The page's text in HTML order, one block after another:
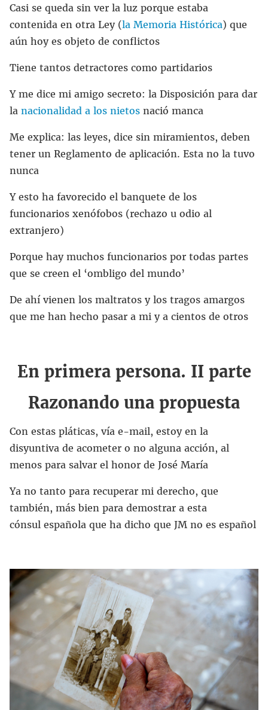
Casi se queda sin ver la luz porque estaba
contenida en otra Ley (la Memoria Histórica) que
aún hoy es objeto de conflictos
Tiene tantos detractores como partidarios
Y me dice mi amigo secreto: la Disposición para dar
la nacionalidad a los nietos nació manca
Me explica: las leyes, dice sin miramientos, deben
tener un Reglamento de aplicación. Esta no la tuvo
nunca
Y esto ha favorecido el banquete de los
funcionarios xenófobos (rechazo u odio al
extranjero)
Porque hay muchos funcionarios por todas partes
que se creen el ‘ombligo del mundo’
De ahí vienen los maltratos y los tragos amargos
que me han hecho pasar a mi y a cientos de otros
En primera persona. II parte
Razonando una propuesta
Con estas pláticas, vía e-mail, estoy en la
disyuntiva de acometer o no alguna acción, al
menos para salvar el honor de José María
Ya no tanto para recuperar mi derecho, que
también, más bien para demostrar a esta
cónsul española que ha dicho que JM no es español